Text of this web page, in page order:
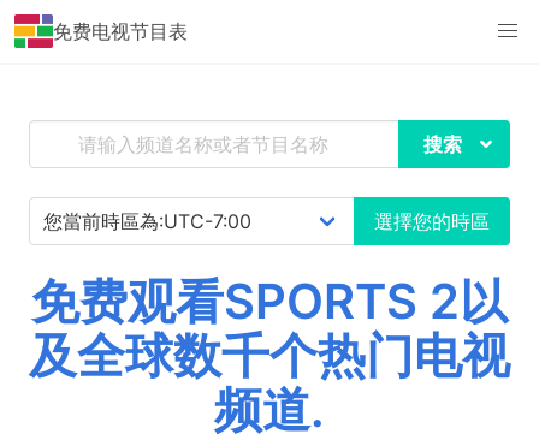
免费电视节目表
搜索
選擇您的時區
免费观看SPORTS 2以
及全球数千个热门电视
频道.